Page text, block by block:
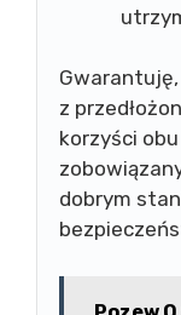
z
korzyści
dobrym